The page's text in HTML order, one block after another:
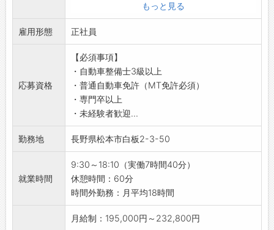
ィ、フォルクスワーゲン、ポルシェ、
ライスラー、ジープ、ジャガー、
ロータス、ボルボ、プジョー、ルノー、シトロ
エン、フィアット、アルファロメオ
ロイヤルでは、スタッフ一人ひとりが輝ける環
境を大切にしています◎
せんか？
あなたが活躍できるフィールドを用意して、お
待ちしております！
全力でサポートします♪
共に大きく成長していきましょう！
＼
ービスエンジニア担当）
故障して困っていたお客様から、直した後に
「ありがとう」と感謝されたときは嬉しいで
す。
以前「加速しない」という車を診断して修理
し、納品した後にまた返ってきたことがありま
した。
再度調べると別の原因もあったことがわかり、
2度目は無事納品できてほっとしました。
車の修理はお客様の命を預かる面もあるので、
緊張して仕事しています。
難しい修理の後は、納品後1週間くらいドキドキ
することもあります。
スキマ時間は整備書の追加箇所などに目を通し
強の成果がでた」と嬉しくなります。
・消耗部品の交換
・鈑金作業
★お客様が安心してカーライフを送れるよう、
車を整備する大切なお仕事です♪
【やりがい】
・任された仕事をやり遂げたときの達成感！
・難解な不具合の原因を特定して解決したとき
に、自身の成長を感じられます！
・お客様からいただく感謝の言葉は、明日の仕
事へのモチベーションに繋がります◎
・マツダ独自の価値観に基づき、お客様の信頼
を得るために“心技の育成”を目標とし、人材育
成に力を入れています。
・継続的な成長確認を通じて研鑽に励み、社員
もっと見る
雇用形態 正社員
応募資格
【必須事項】
・自動車整備士3級以上
・普通自動車免許（MT免許必須）
・専門卒以上
・未経験者歓迎...
勤務地 長野県松本市白板2-3-50
就業時間
9:30～18:10（実働7時間40分）
休憩時間：60分
時間外勤務：月平均18時間
月給制：195,000円～232,800円